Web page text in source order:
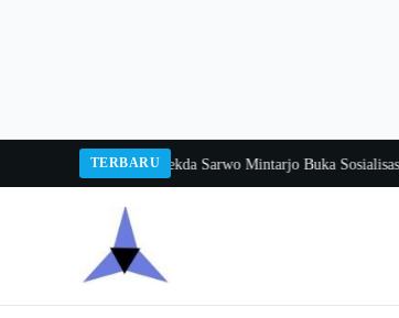
TERBARU
Balang 2026Pj Sekda Sarwo Mintarjo Buka Sosialisasi